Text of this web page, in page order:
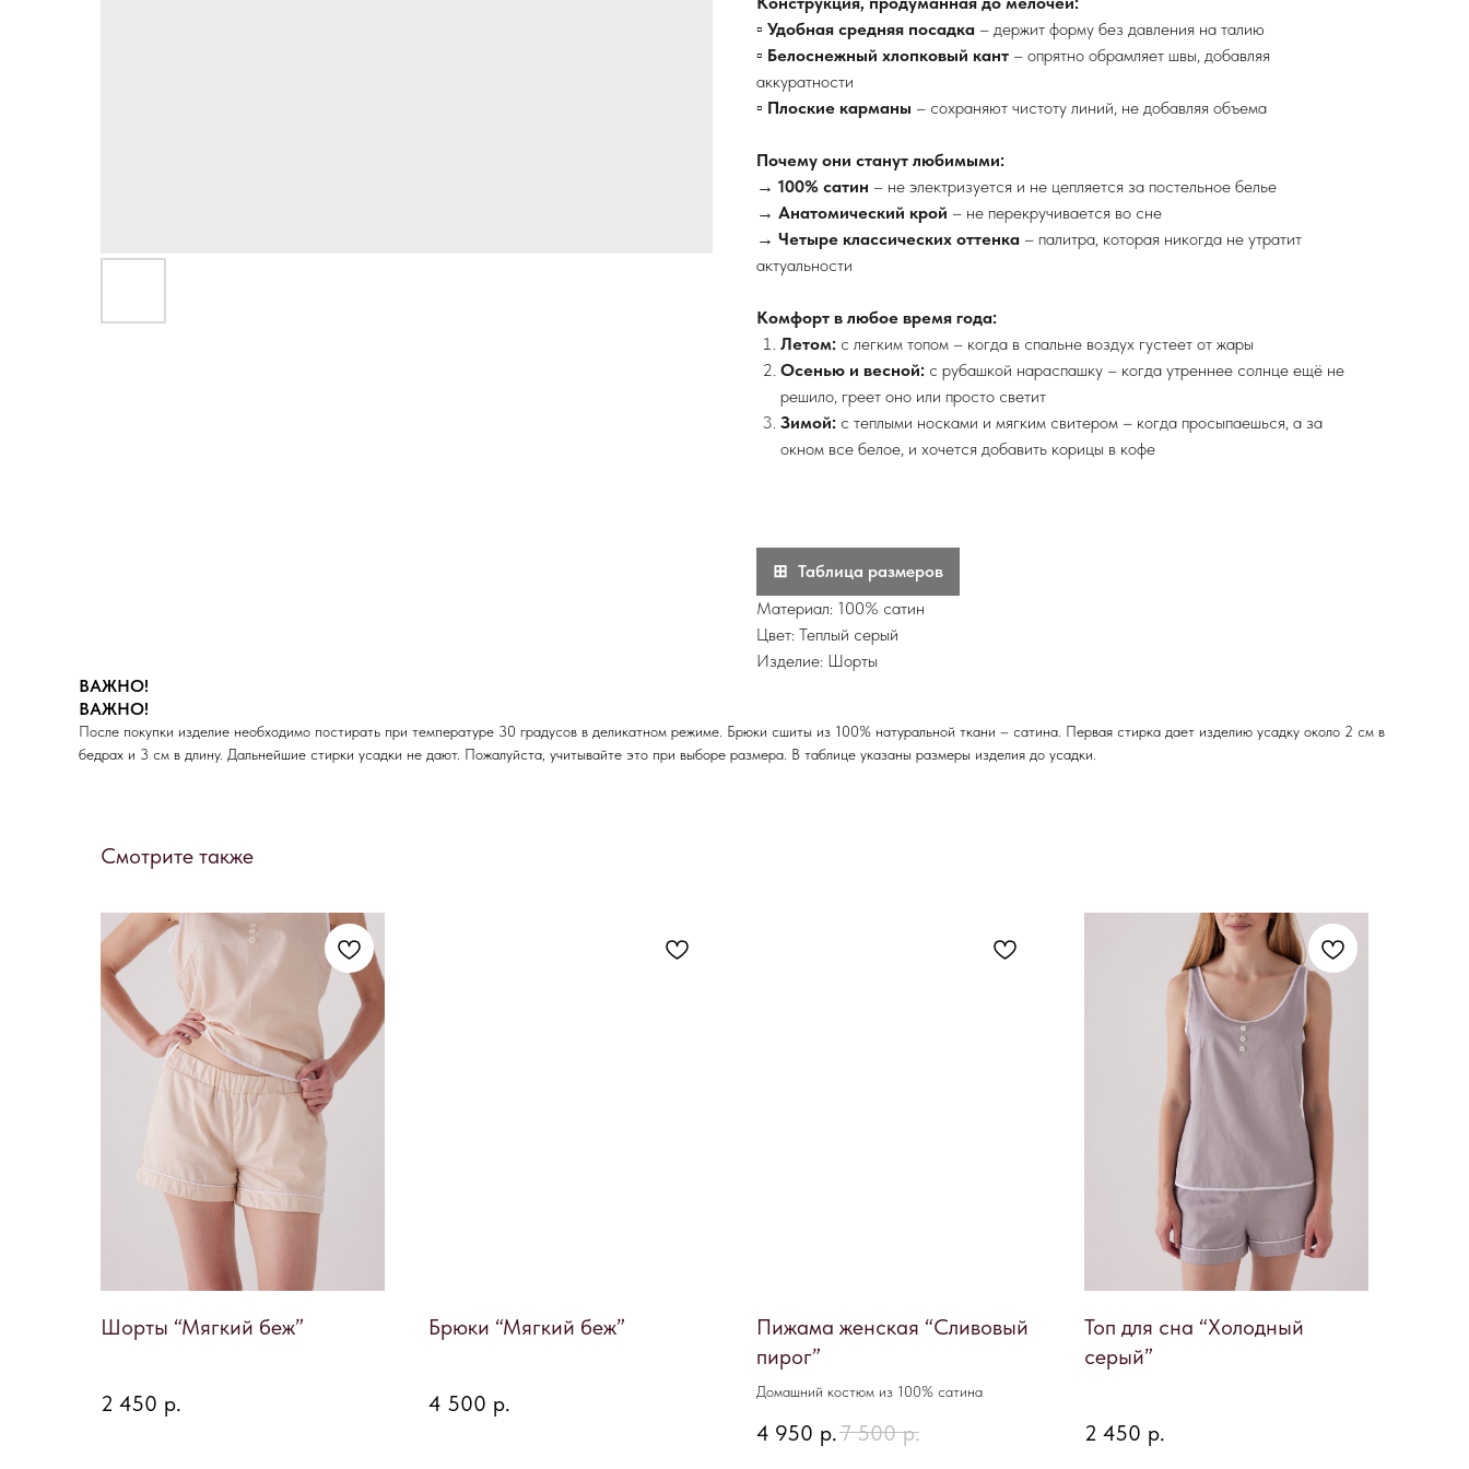
▫ Удобная средняя посадка – держит форму без давления на талию
▫ Белоснежный хлопковый кант – опрятно обрамляет швы, добавляя
аккуратности
▫ Плоские карманы – сохраняют чистоту линий, не добавляя объема
Почему они станут любимыми:
→ 100% сатин – не электризуется и не цепляется за постельное белье
→ Анатомический крой – не перекручивается во сне
→ Четыре классических оттенка – палитра, которая никогда не утратит
актуальности
Комфорт в любое время года:
Летом: с легким топом – когда в спальне воздух густеет от жары
Осенью и весной: с рубашкой нараспашку – когда утреннее солнце ещё не
решило, греет оно или просто светит
Зимой: с теплыми носками и мягким свитером – когда просыпаешься, а за
окном все белое, и хочется добавить корицы в кофе
Таблица размеров
Материал: 100% сатин
Цвет: Теплый серый
Изделие: Шорты
ВАЖНО!
ВАЖНО!
После покупки изделие необходимо постирать при температуре 30 градусов в деликатном режиме. Брюки сшиты из 100% натуральной ткани – сатина. Первая стирка дает изделию усадку около 2 см в
бедрах и 3 см в длину. Дальнейшие стирки усадки не дают. Пожалуйста, учитывайте это при выборе размера. В таблице указаны размеры изделия до усадки.
Смотрите также
Шорты “Мягкий беж”
2 450 р.
Брюки “Мягкий беж”
4 500 р.
Пижама женская “Сливовый
пирог”
Домашний костюм из 100% сатина
4 950 р.7 500 р.
Топ для сна “Холодный
серый”
2 450 р.